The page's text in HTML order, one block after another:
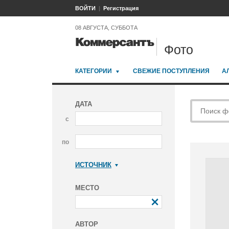
ВОЙТИ Регистрация
08 АВГУСТА, СУББОТА
Фото
КАТЕГОРИИ СВЕЖИЕ ПОСТУПЛЕНИЯ
ДАТА
с
по
ИСТОЧНИК
МЕСТО
АВТОР